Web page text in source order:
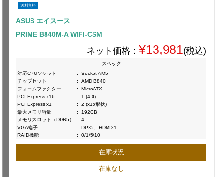
送料無料
ASUS エイスース
PRIME B840M-A WIFI-CSM
ネット価格： ¥13,981(税込)
スペック
対応CPUソケット
:
Socket AM5
チップセット
:
AMD B840
フォームファクター
:
MicroATX
PCI Express x16
:
1 (4.0)
PCI Express x1
:
2 (x16形状)
最大メモリ容量
:
192GB
メモリスロット（DDR5）
:
4
VGA端子
:
DP×2、HDMI×1
RAID機能
: 0/1/5/10
在庫状況
在庫なし